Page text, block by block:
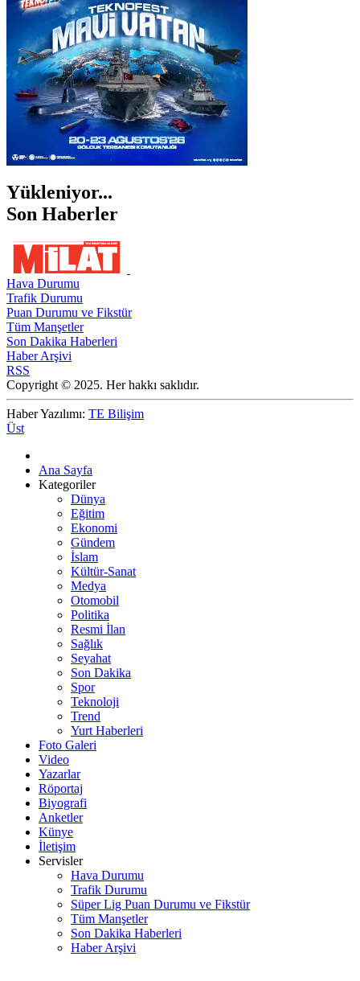
ŞIRNAK
Yükleniyor...
Son Haberler
Hava Durumu
Trafik Durumu
Puan Durumu ve Fikstür
Tüm Manşetler
Son Dakika Haberleri
Haber Arşivi
RSS
Copyright © 2025. Her hakkı saklıdır.
Haber Yazılımı: TE Bilişim
Üst
Ana Sayfa
Kategoriler
Dünya
Eğitim
Ekonomi
Gündem
İslam
Kültür-Sanat
Medya
Otomobil
Politika
Resmi İlan
Sağlık
Seyahat
Son Dakika
Spor
Teknoloji
Trend
Yurt Haberleri
Foto Galeri
Video
Yazarlar
Röportaj
Biyografi
Anketler
Künye
İletişim
Servisler
Hava Durumu
Trafik Durumu
Süper Lig Puan Durumu ve Fikstür
Tüm Manşetler
Son Dakika Haberleri
Haber Arşivi